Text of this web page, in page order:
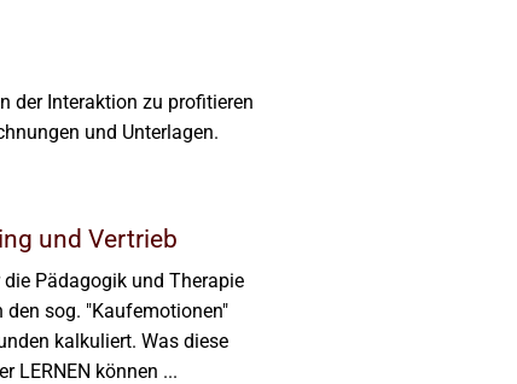
der Interaktion zu profitieren
und Unterlagen.
und Vertrieb
Pädagogik und Therapie
den sog. "Kaufemotionen"
kalkuliert. Was diese
LERNEN können ...